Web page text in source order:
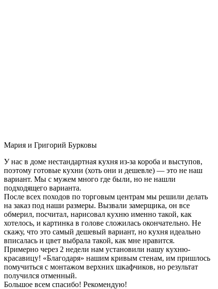
Мария и Григорий Бурковы
У нас в доме нестандартная кухня из-за короба и выступов,
поэтому готовые кухни (хоть они и дешевле) — это не наш
вариант. Мы с мужем много где были, но не нашли
подходящего варианта.
После всех походов по торговым центрам мы решили делать
на заказ под наши размеры. Вызвали замерщика, он все
обмерил, посчитал, нарисовал кухню именно такой, как
хотелось, и картинка в голове сложилась окончательно. Не
скажу, что это самый дешевый вариант, но кухня идеально
вписалась и цвет выбрала такой, как мне нравится.
Примерно через 2 недели нам установили нашу кухню-
красавицу! «Благодаря» нашим кривым стенам, им пришлось
помучиться с монтажом верхних шкафчиков, но результат
получился отменный.
Большое всем спасибо! Рекомендую!